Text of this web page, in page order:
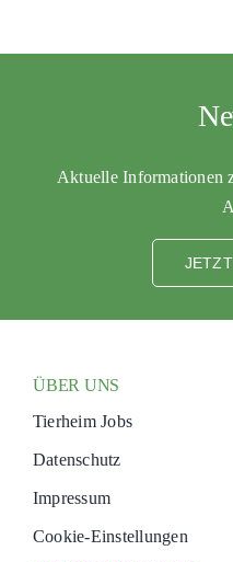
Aktuelle Informationen
ÜBER UNS
Tierheim Jobs
Datenschutz
Impressum
Cookie-Einstellungen